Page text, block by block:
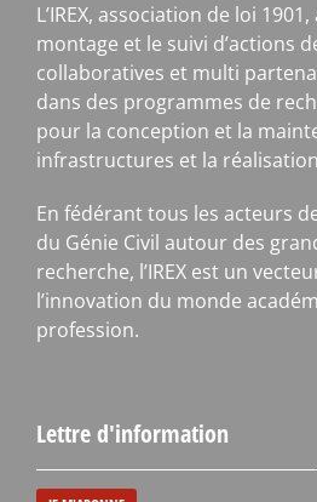
L’IREX, association de loi
montage et le suivi d’actions
collaboratives et multi
dans des programmes de
pour la conception et la
infrastructures et la
En fédérant tous les acteurs
du Génie Civil autour des
recherche, l’IREX est un
l’innovation du monde
profession.
Lettre d'information